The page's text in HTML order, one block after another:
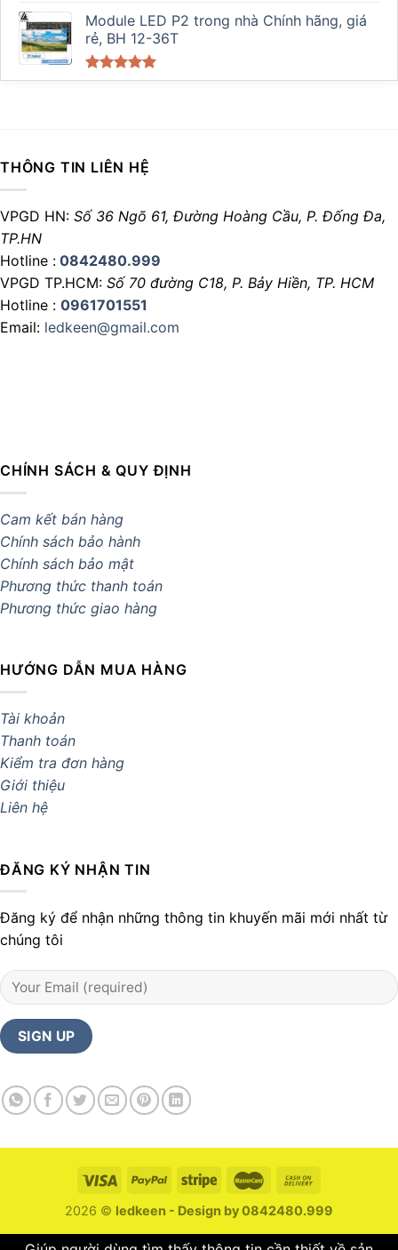
5 sao
Module LED P2 trong nhà Chính hãng, giá
rẻ, BH 12-36T
Được xếp
THÔNG TIN LIÊN HỆ
VPGD HN: Số 36 Ngõ 61, Đường Hoàng Cầu, P. Đống Đa,
TP.HN
Hotline : 0842480.999
VPGD TP.HCM: Số 70 đường C18, P. Bảy Hiền, TP. HCM
Hotline : 0961701551
Email: ledkeen@gmail.com
CHÍNH SÁCH & QUY ĐỊNH
Cam kết bán hàng
Chính sách bảo hành
Chính sách bảo mật
Phương thức thanh toán
Phương thức giao hàng
HƯỚNG DẪN MUA HÀNG
Tài khoản
Thanh toán
Kiểm tra đơn hàng
Giới thiệu
Liên hệ
ĐĂNG KÝ NHẬN TIN
Đăng ký để nhận những thông tin khuyến mãi mới nhất từ
chúng tôi
2026 © ledkeen - Design by 0842480.999